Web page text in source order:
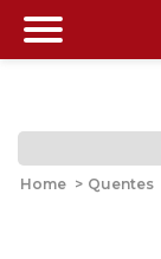
Home > Quentes